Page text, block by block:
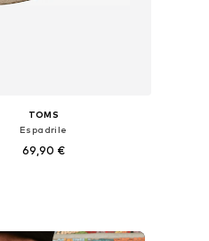
TOMS
Espadrile
69,90 €